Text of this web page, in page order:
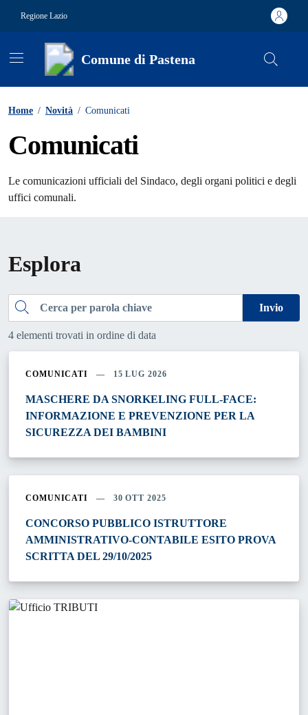
Regione Lazio
Comune di Pastena
Home / Novità / Comunicati
Comunicati
Le comunicazioni ufficiali del Sindaco, degli organi politici e degli
uffici comunali.
Esplora
Cerca Invio
4 elementi trovati in ordine di data
COMUNICATI 15 LUG 2026
MASCHERE DA SNORKELING FULL-FACE:
INFORMAZIONE E PREVENZIONE PER LA
SICUREZZA DEI BAMBINI
COMUNICATI 30 OTT 2025
CONCORSO PUBBLICO ISTRUTTORE
AMMINISTRATIVO-CONTABILE ESITO PROVA
SCRITTA DEL 29/10/2025